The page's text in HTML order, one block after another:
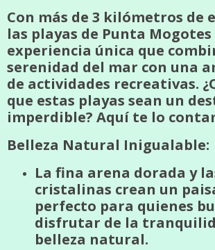
Con más de 3 kilómetros de
las playas de Punta
experiencia única que
serenidad del mar con una
de actividades recreativas.
que estas playas sean un
imperdible? Aquí te lo
Belleza Natural Inigualable:
La fina arena dorada y
cristalinas crean un
perfecto para quienes
disfrutar de la
belleza natural.